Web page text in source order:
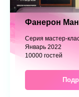
Фанерон
Серия мастер-
Январь 2022
10000 гостей